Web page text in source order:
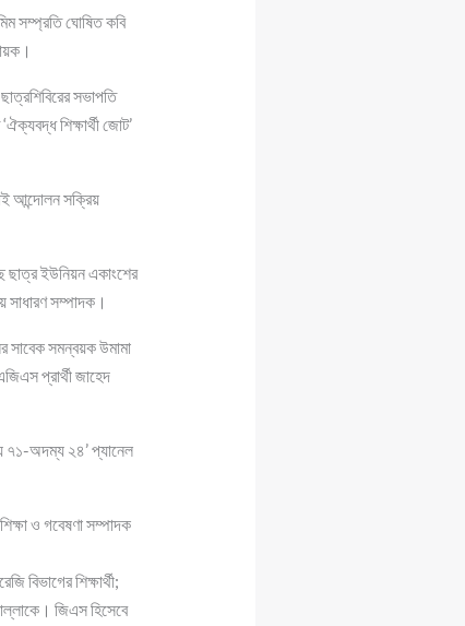
সম্প্রতি ঘোষিত কবি
সভাপতি
শিক্ষার্থী জোট’
আন্দোলন সক্রিয়
ছাত্র ইউনিয়ন একাংশের
সাধারণ সম্পাদক।
সাবেক সমন্বয়ক উমামা
প্রার্থী জাহেদ
৭১-অদম্য ২৪’ প্যানেল
ও গবেষণা সম্পাদক
বিভাগের শিক্ষার্থী;
জিএস হিসেবে